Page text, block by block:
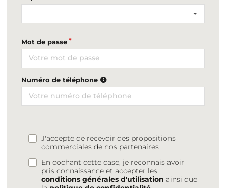
Mot de passe
Numéro de téléphone
J'accepte de recevoir des propositions
commerciales de nos partenaires
En cochant cette case, je reconnais avoir
pris connaissance et accepter les
conditions générales d'utilisation ainsi que